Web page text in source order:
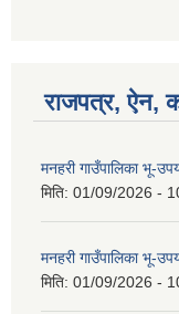
राजपत्र, ऐन,
मनहरी गाउँपालिका भू-
मिति: 01/09/2026 -
मनहरी गाउँपालिका भू-
मिति: 01/09/2026 -